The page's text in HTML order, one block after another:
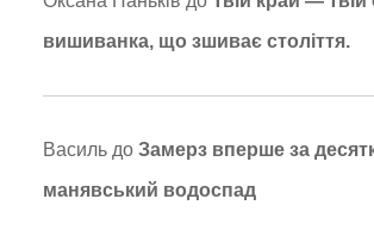
вишиванка, що зшиває століття.
Васильдо Замерз вперше за
манявський водоспад